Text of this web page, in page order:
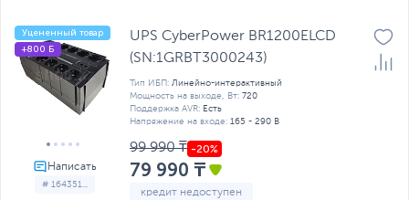
# 164351...
Уцененный товар
+800 Б
UPS CyberPower BR1200ELCD
(SN:1GRBT3000243)
Тип ИБП: Линейно-интерактивный
Мощность на выходе, Вт: 720
Поддержка AVR: Есть
Напряжение на входе: 165 - 290 В
99 990 ₸
79 990 ₸
кредит недоступен